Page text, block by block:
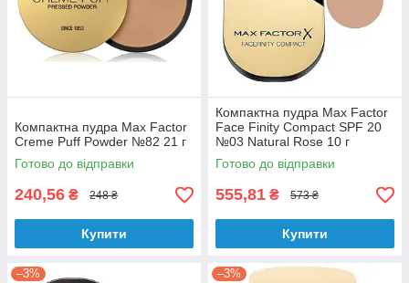
Компактна пудра Max Factor
Creme Puff Powder №82 21 г
Готово до відправки
240,56 ₴ 248 ₴
Купити
Компактна пудра Max Factor
Face Finity Compact SPF 20
№03 Natural Rose 10 г
Готово до відправки
555,81 ₴ 573 ₴
Купити
–3% –3%